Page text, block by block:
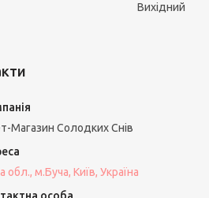
Вихідний
Магазин Солодких Снів
обл., м.Буча, Київ, Україна